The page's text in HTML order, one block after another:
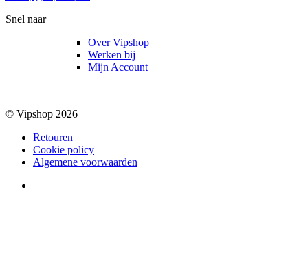
Snel naar
Over Vipshop
Werken bij
Mijn Account
© Vipshop 2026
Retouren
Cookie policy
Algemene voorwaarden